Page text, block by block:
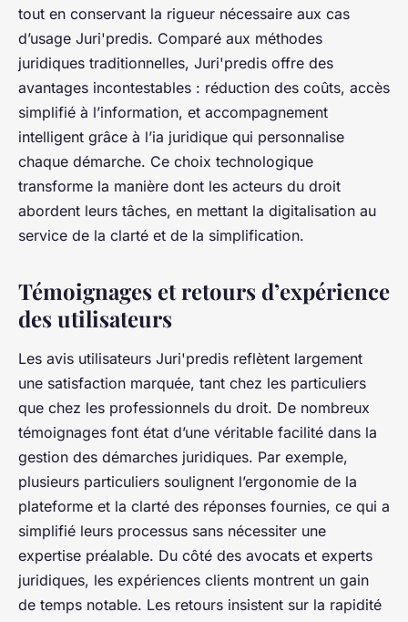
tout en conservant la rigueur nécessaire aux cas
d’usage Juri'predis. Comparé aux méthodes
juridiques traditionnelles, Juri'predis offre des
avantages incontestables : réduction des coûts, accès
simplifié à l’information, et accompagnement
intelligent grâce à l’ia juridique qui personnalise
chaque démarche. Ce choix technologique
transforme la manière dont les acteurs du droit
abordent leurs tâches, en mettant la digitalisation au
service de la clarté et de la simplification.
Témoignages et retours d’expérience
des utilisateurs
Les avis utilisateurs Juri'predis reflètent largement
une satisfaction marquée, tant chez les particuliers
que chez les professionnels du droit. De nombreux
témoignages font état d’une véritable facilité dans la
gestion des démarches juridiques. Par exemple,
plusieurs particuliers soulignent l’ergonomie de la
plateforme et la clarté des réponses fournies, ce qui a
simplifié leurs processus sans nécessiter une
expertise préalable. Du côté des avocats et experts
juridiques, les expériences clients montrent un gain
de temps notable. Les retours insistent sur la rapidité